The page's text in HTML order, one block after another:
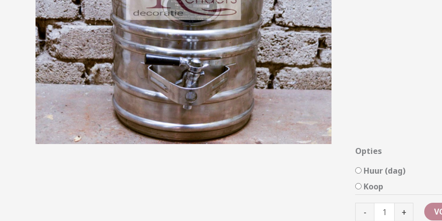
Opties
Huur (dag)
Koop
- +